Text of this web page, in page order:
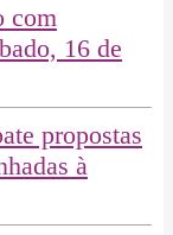
com
16 de
propostas
à